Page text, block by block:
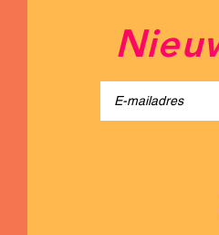
Spotlight Festival